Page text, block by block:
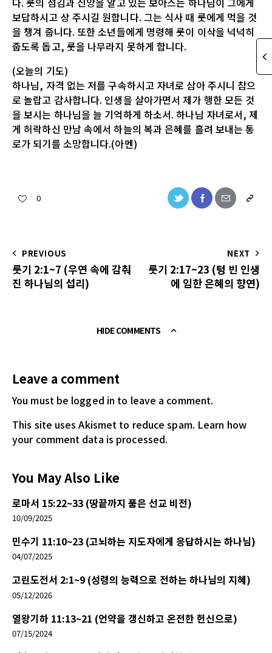
보답하시고 상 주시길 원합니다. 그는 식사 때 룻에게 먹을 것
을 챙겨 줍니다. 또한 소년들에게 명령해 룻이 이삭을 넉넉히
줍도록 돕고, 룻을 나무라지 못하게 합니다.
(오늘의 기도)
하나님, 자격 없는 저를 구속하시고 자녀로 삼아 주시니 참으
로 놀랍고 감사합니다. 인생을 살아가면서 제가 행한 모든 것
을 보시는 하나님을 늘 기억하게 하소서. 하나님 자녀로서, 제
게 허락하신 만남 속에서 하늘의 복과 은혜를 흘려 보내는 통
로가 되기를 소망합니다.(아멘)
0
PREVIOUS
룻기 2:1~7 (우연 속에 감춰
진 하나님의 섭리)
NEXT
룻기 2:17~23 (텅 빈 인생
에 임한 은혜의 향연)
HIDE COMMENTS
Leave a comment
You must be logged in to leave a comment.
This site uses Akismet to reduce spam. Learn how
your comment data is processed.
You May Also Like
로마서 15:22~33 (땅끝까지 품은 선교 비전)
10/09/2025
민수기 11:10~23 (고뇌하는 지도자에게 응답하시는 하나님)
04/07/2025
고린도전서 2:1~9 (성령의 능력으로 전하는 하나님의 지혜)
05/12/2026
열왕기하 11:13~21 (언약을 갱신하고 온전한 헌신으로)
07/15/2024